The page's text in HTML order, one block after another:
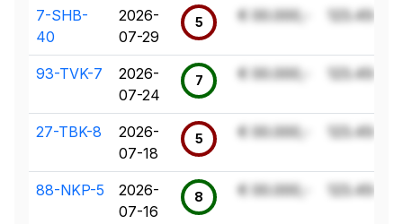
7-SHB-
40
2026-
07-29
5 € 00.000,- 123.456 km
93-TVK-7
2026-
07-24
7 € 00.000,- 123.456 km
27-TBK-8
2026-
07-18
5 € 00.000,- 123.456 km
88-NKP-5
2026-
07-16
8 € 00.000,- 123.456 km